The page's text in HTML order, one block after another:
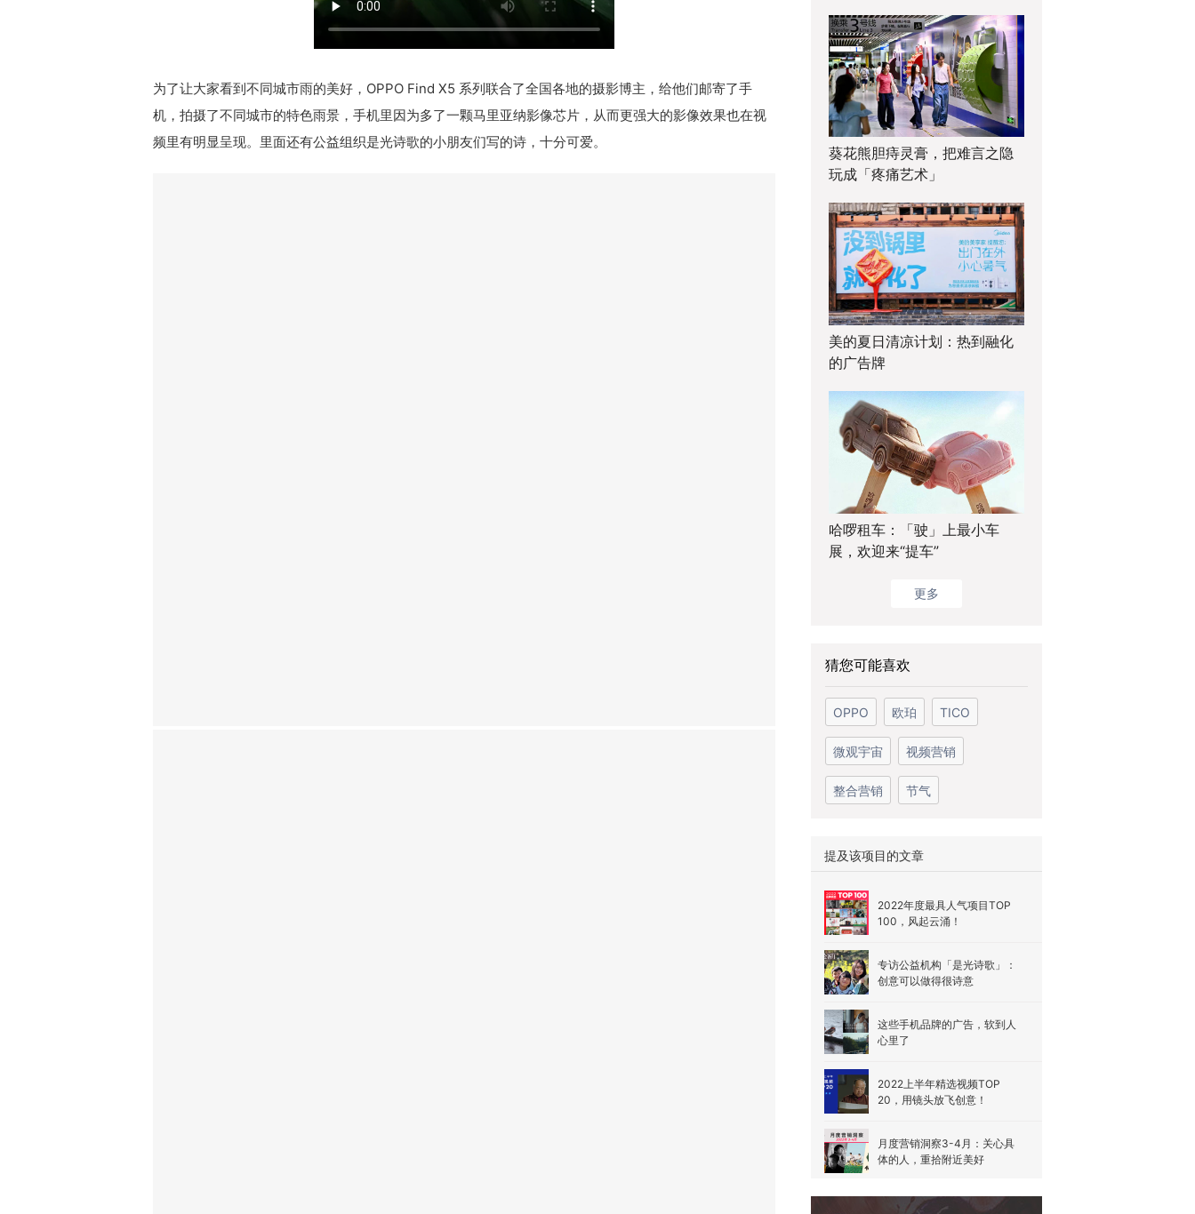
为了让大家看到不同城市雨的美好，OPPO Find X5 系列联合了全国各地的摄影博主，给他们邮寄了手
机，拍摄了不同城市的特色雨景，手机里因为多了一颗马里亚纳影像芯片，从而更强大的影像效果也在视
频里有明显呈现。里面还有公益组织是光诗歌的小朋友们写的诗，十分可爱。
葵花熊胆痔灵膏，把难言之隐
玩成「疼痛艺术」
美的夏日清凉计划：热到融化
的广告牌
哈啰租车：「驶」上最小车
展，欢迎来“提车”
更多
猜您可能喜欢
OPPO 欧珀 TICO
微观宇宙 视频营销
整合营销 节气
提及该项目的文章
2022年度最具人气项目TOP
100，风起云涌！
专访公益机构「是光诗歌」：
创意可以做得很诗意
这些手机品牌的广告，软到人
心里了
2022上半年精选视频TOP
20，用镜头放飞创意！
月度营销洞察3-4月：关心具
体的人，重拾附近美好
6个案例感受创意的温度，数英